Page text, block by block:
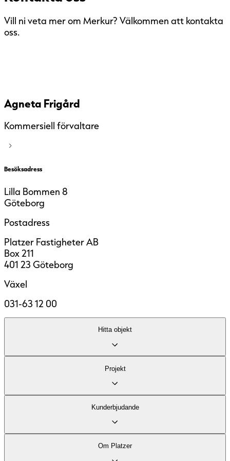
Vill ni veta mer om Merkur? Välkommen att kontakta
oss.
Agneta Frigård
Kommersiell förvaltare
Besöksadress
Lilla Bommen 8
Göteborg
Postadress
Platzer Fastigheter AB
Box 211
401 23 Göteborg
Växel
031-63 12 00
Hitta objekt
Fastigheter
Projekt
Stadsutveckling
Kund­erbjudande
Vårt kontorserbjudande
Om Platzer